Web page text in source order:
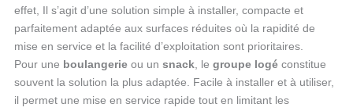
effet, Il s’agit d’une solution simple à installer, compacte et
parfaitement adaptée aux surfaces réduites où la rapidité de
mise en service et la facilité d’exploitation sont prioritaires.
Pour une boulangerie ou un snack, le groupe logéconstitue
souvent la solution la plus adaptée. Facile à installer et à utiliser,
il permet une mise en service rapide tout en limitant les